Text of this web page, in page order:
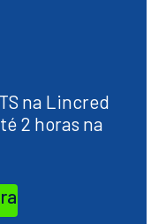
na Lincred
2 horas na